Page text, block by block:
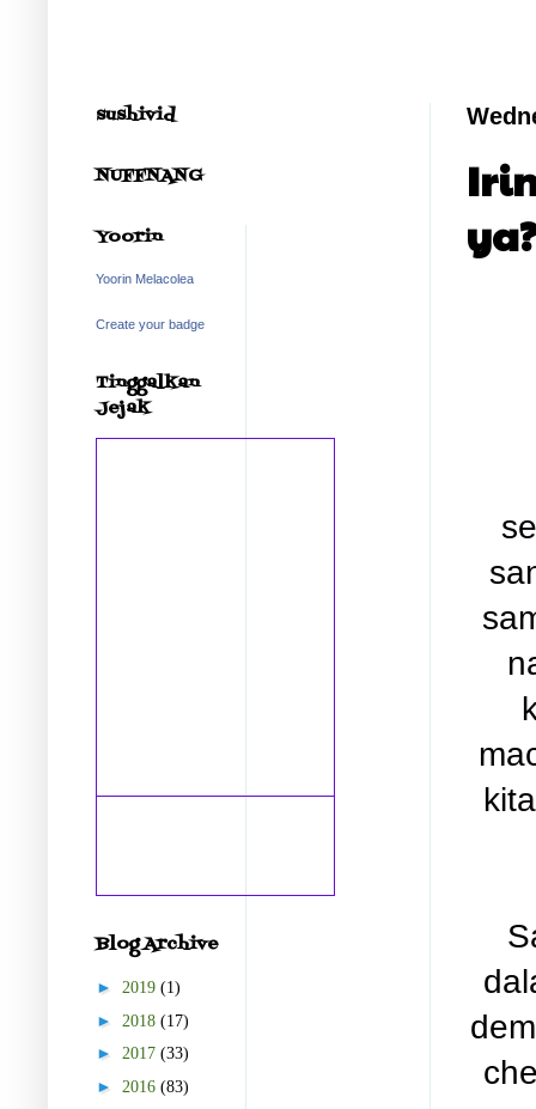
sushivid
NUFFNANG
Yoorin
Yoorin Melacolea
Create your badge
Tinggalkan
Jejak
Blog Archive
► 2019 (1)
► 2018 (17)
► 2017 (33)
► 2016 (83)